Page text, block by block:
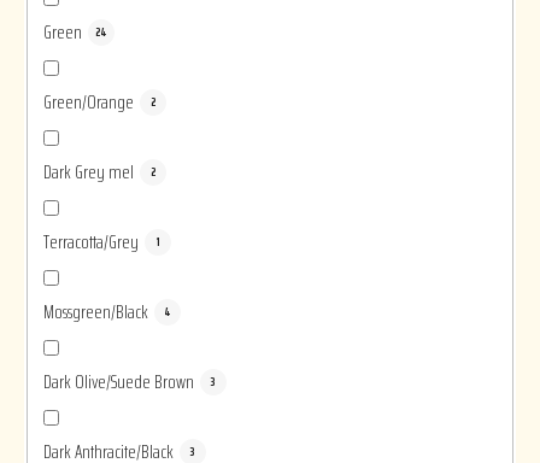
Green 24
Green/Orange 2
Dark Grey mel 2
Terracotta/Grey 1
Mossgreen/Black 4
Dark Olive/Suede Brown 3
Dark Anthracite/Black 3